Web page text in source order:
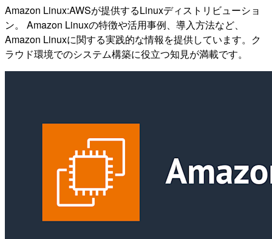
Amazon Linux:AWSが提供するLinuxディストリビューショ
ン。 Amazon Linuxの特徴や活用事例、導入方法など、
Amazon Linuxに関する実践的な情報を提供しています。ク
ラウド環境でのシステム構築に役立つ知見が満載です。